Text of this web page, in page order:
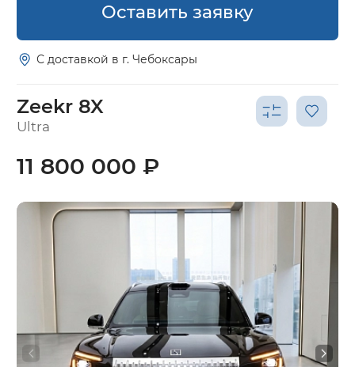
Оставить заявку
С доставкой в г. Чебоксары
Zeekr 8X
Ultra
11 800 000 ₽